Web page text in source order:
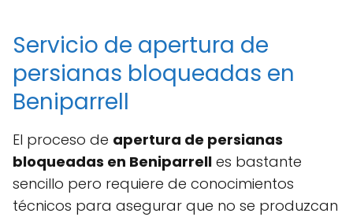
Servicio de apertura de
persianas bloqueadas en
Beniparrell
El proceso de apertura de persianas
bloqueadas en Beniparrell es bastante
sencillo pero requiere de conocimientos
técnicos para asegurar que no se produzcan